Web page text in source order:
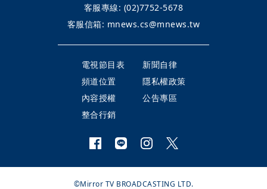
客服專線: (02)7752-5678
客服信箱: mnews.cs@mnews.tw
電視節目表
新聞自律
頻道位置
隱私權政策
內容授權
公告專區
整合行銷
©Mirror TV BROADCASTING LTD.